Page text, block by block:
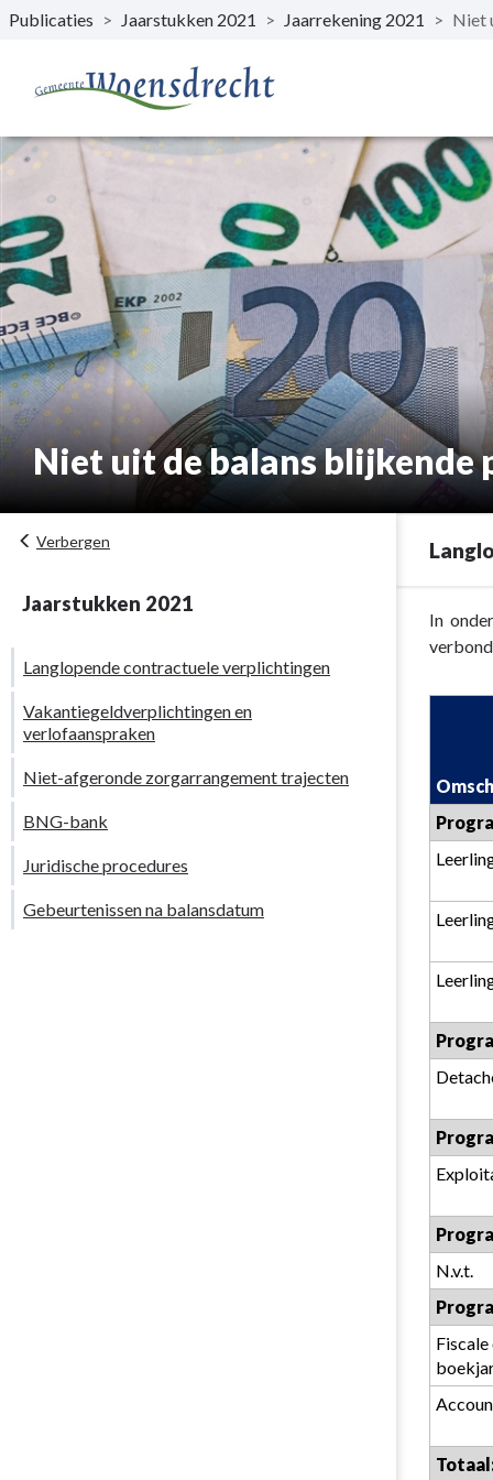
Naar hoofdinhoud
Publicaties > Jaarstukken 2021 > Jaarrekening 2021 > Niet
Niet uit de balans blijkende
Verbergen
Jaarstukken 2021
Langlopende contractuele verplichtingen
Vakantiegeldverplichtingen en
verlofaanspraken
Niet-afgeronde zorgarrangement trajecten
BNG-bank
Juridische procedures
Gebeurtenissen na balansdatum
Terug
balans
blijkende
posten
Langlopende
contractuele
In
N.v.t.